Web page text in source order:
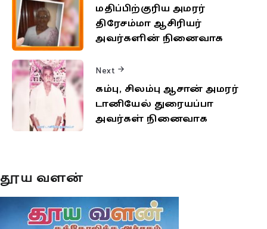
மதிப்பிற்குரிய அமரர்
திரேசம்மா ஆசிரியர்
அவர்களின் நினைவாக
Next
கம்பு, சிலம்பு ஆசான் அமரர்
டானியேல் துரையப்பா
அவர்கள் நினைவாக
தூய வளன்